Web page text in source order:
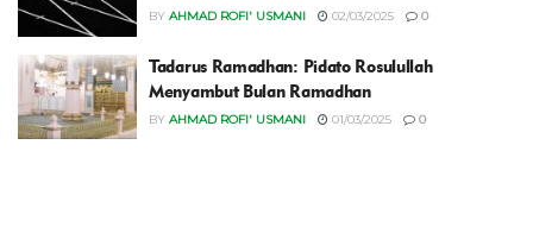
BY AHMAD ROFI' USMANI 02/03/2025 0
Tadarus Ramadhan: Pidato Rosulullah
Menyambut Bulan Ramadhan
BY AHMAD ROFI' USMANI 01/03/2025 0